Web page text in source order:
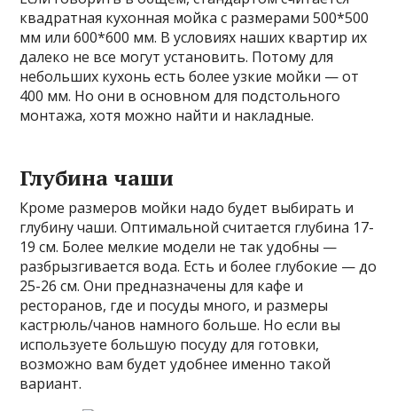
квадратная кухонная мойка с размерами 500*500
мм или 600*600 мм. В условиях наших квартир их
далеко не все могут установить. Потому для
небольших кухонь есть более узкие мойки — от
400 мм. Но они в основном для подстольного
монтажа, хотя можно найти и накладные.
Глубина чаши
Кроме размеров мойки надо будет выбирать и
глубину чаши. Оптимальной считается глубина 17-
19 см. Более мелкие модели не так удобны —
разбрызгивается вода. Есть и более глубокие — до
25-26 см. Они предназначены для кафе и
ресторанов, где и посуды много, и размеры
кастрюль/чанов намного больше. Но если вы
используете большую посуду для готовки,
возможно вам будет удобнее именно такой
вариант.